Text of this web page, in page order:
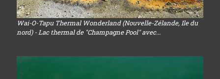
Wai-O-Tapu Thermal Wonderland (Nouvelle-Zélande, Ile du
nord) - Lac thermal de "Champagne Pool" avec...